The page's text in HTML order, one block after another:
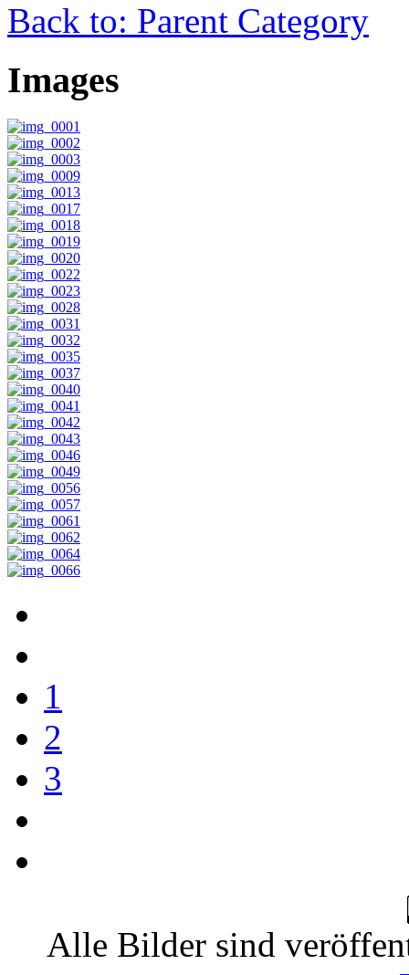
Back to: Parent Category
Images
1
2
3
Alle Bilder sind